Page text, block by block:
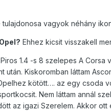
vagyok néhány
Ehhez kicsit visszakell
1.4 -s 8 szelepes A
után. Kiskoromban láttam
kötött…. az egy csoda
Nem láttam annál
az igazi Szerelem. Akkor